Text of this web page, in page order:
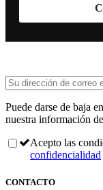
Puede darse de baja
nuestra información
Acepto las
confidencialidad
CONTACTO